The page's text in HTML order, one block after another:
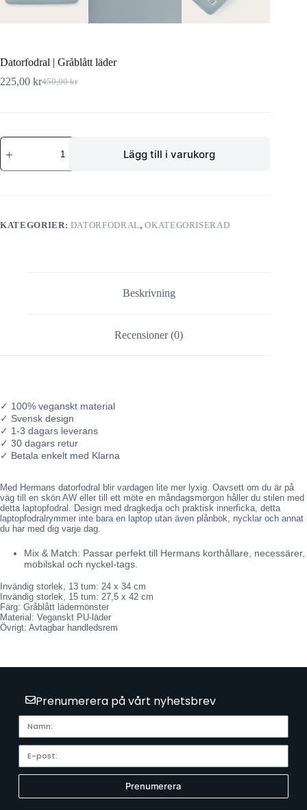
Datorfodral | Gråblått läder
450,00kr
225,00 kr
Lägg till i varukorg
KATEGORIER: DATORFODRAL,OKATEGORISERAD
Beskrivning
Recensioner (0)
✓ 100% veganskt material
✓ Svensk design
✓ 1-3 dagars leverans
✓ 30 dagars retur
✓ Betala enkelt med Klarna
L
ä
g
g
e
l
p
r
o
d
e
Med Hermans datorfodral blir vardagen lite mer lyxig. Oavsett om du är på
väg till en skön AW eller till ett möte en måndagsmorgon håller du stilen med
detta laptopfodral. Design med dragkedja och praktisk innerficka, detta
laptopfodralrymmer inte bara en laptop utan även plånbok, nycklar och annat
du har med dig varje dag.
Mix & Match: Passar perfekt till Hermans korthållare, necessärer,
mobilskal och nyckel-tags.
Invändig storlek, 13 tum: 24 x 34 cm
Invändig storlek, 15 tum: 27,5 x 42 cm
Färg: Gråblått lädermönster
Material: Veganskt PU-läder
Övrigt: Avtagbar handledsrem
Prenumerera på vårt nyhetsbrev
Prenumerera